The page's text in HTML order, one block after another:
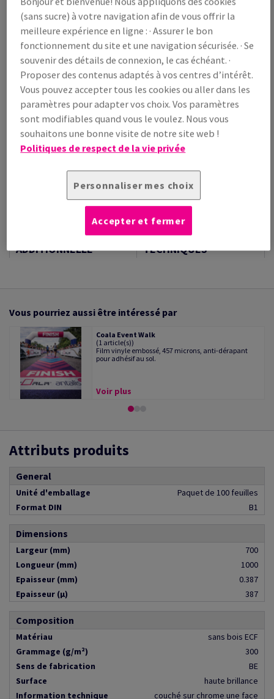
/ 1 000 feuille(s)
LIVRAISON PRÉVUE LE 10/08/2026
Guide des quantités
paquet(s)
−
Outil de coupe
ADDITIONNELLE
INFORMATIONS
TECHNIQUES
Vous pourriez aussi être intéressé par
Coala Event Walk
(1 article(s))
Film vinyle embossé, 457 microns, anti-dérapant
pour adhésif au sol.
Voir plus
Attributs produits
General
Unité d'emballage
Paquet de 100 feuilles
Format DIN
B1
Dimensions
Largeur (mm)
700
Longueur (mm)
1000
Epaisseur (mm)
0.387
Epaisseur (µ)
387
Composition
Matériau
sans bois ECF
Grammage (g/m²)
300
Sens de fabrication
BE
Surface
haute brillance
Information technique
couché sur chrome une face
(sans sucre) à votre navigation afin de vous offrir la
meilleure expérience en ligne : · Assurer le bon
fonctionnement du site et une navigation sécurisée. · Se
souvenir des détails de connexion, le cas échéant. ·
Proposer des contenus adaptés à vos centres d’intérêt.
Vous pouvez accepter tous les cookies ou aller dans les
paramètres pour adapter vos choix. Vos paramètres
sont modifiables quand vous le voulez. Nous vous
souhaitons une bonne visite de notre site web !
Politiques de respect de la vie privée
Personnaliser mes choix
Accepter et fermer